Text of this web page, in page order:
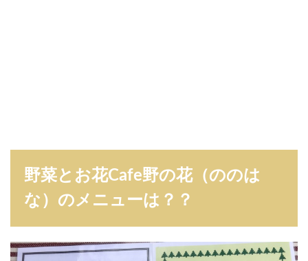
野菜とお花Cafe野の花（ののは
な）のメニューは？？